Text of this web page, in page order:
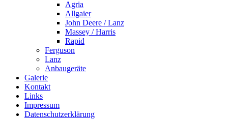
Agria
Allgaier
John Deere / Lanz
Massey / Harris
Rapid
Ferguson
Lanz
Anbaugeräte
Galerie
Kontakt
Links
Impressum
Datenschutzerklärung